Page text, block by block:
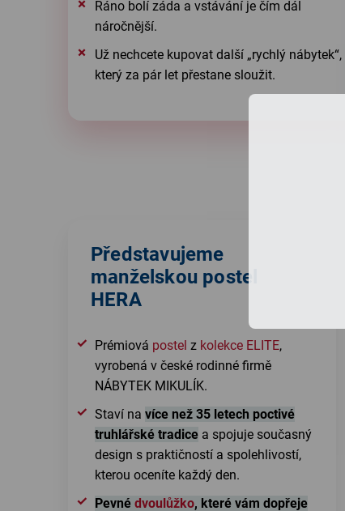
Ráno bolí záda a vstávání je čím dál
náročnější.
Už nechcete kupovat další „rychlý nábytek“,
který za pár let přestane sloužit.
Představujeme
manželskou postel
HERA
Prémiová postel z kolekce ELITE,
vyrobená v české rodinné firmě
NÁBYTEK MIKULÍK.
Staví na více než 35 letech poctivé
truhlářské tradice a spojuje současný
design s praktičností a spolehlivostí,
kterou oceníte každý den.
Pevné dvoulůžko, které vám dopřeje